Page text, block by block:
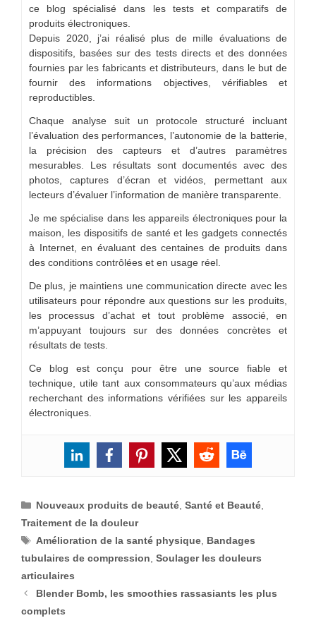
ce blog spécialisé dans les tests et comparatifs de
produits électroniques.
Depuis 2020, j’ai réalisé plus de mille évaluations de
dispositifs, basées sur des tests directs et des données
fournies par les fabricants et distributeurs, dans le but de
fournir des informations objectives, vérifiables et
reproductibles.
Chaque analyse suit un protocole structuré incluant
l’évaluation des performances, l’autonomie de la batterie,
la précision des capteurs et d’autres paramètres
mesurables. Les résultats sont documentés avec des
photos, captures d’écran et vidéos, permettant aux
lecteurs d’évaluer l’information de manière transparente.
Je me spécialise dans les appareils électroniques pour la
maison, les dispositifs de santé et les gadgets connectés
à Internet, en évaluant des centaines de produits dans
des conditions contrôlées et en usage réel.
De plus, je maintiens une communication directe avec les
utilisateurs pour répondre aux questions sur les produits,
les processus d’achat et tout problème associé, en
m’appuyant toujours sur des données concrètes et
résultats de tests.
Ce blog est conçu pour être une source fiable et
technique, utile tant aux consommateurs qu’aux médias
recherchant des informations vérifiées sur les appareils
électroniques.
Catégories
Nouveaux produits de beauté ,Santé et Beauté
Traitement de la douleur
Étiquettes
Amélioration de la santé physique Bandages
tubulaires de compression Soulager les douleurs
articulaires
Blender Bomb, les smoothies rassasiants les plus
complets